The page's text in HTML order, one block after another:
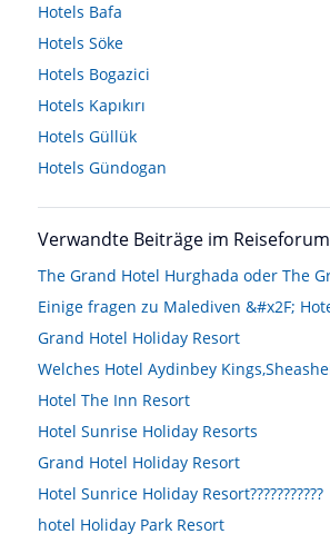
Hotels Bafa
Hotels Söke
Hotels Bogazici
Hotels Kapıkırı
Hotels Güllük
Hotels Gündogan
Verwandte Beiträge im Reiseforum
Grand Hotel Holiday Resort
Hotel The Inn Resort
Hotel Sunrise Holiday Resorts
Grand Hotel Holiday Resort
Hotel Sunrice Holiday Resort???????????
hotel Holiday Park Resort